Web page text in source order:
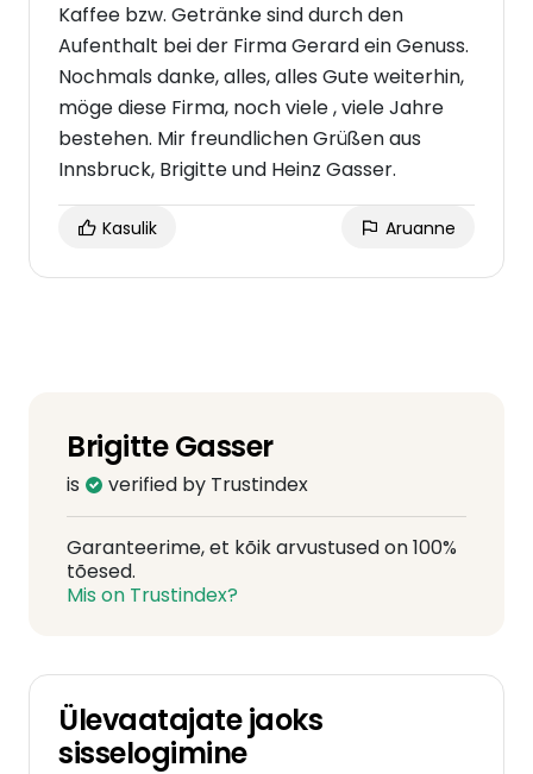
Kaffee bzw. Getränke sind durch den
Aufenthalt bei der Firma Gerard ein Genuss.
Nochmals danke, alles, alles Gute weiterhin,
möge diese Firma, noch viele , viele Jahre
bestehen. Mir freundlichen Grüßen aus
Innsbruck, Brigitte und Heinz Gasser.
Kasulik Aruanne
Brigitte Gasser
is verified by Trustindex
Garanteerime, et kõik arvustused on 100%
tõesed.
Mis on Trustindex?
Ülevaatajate jaoks
sisselogimine